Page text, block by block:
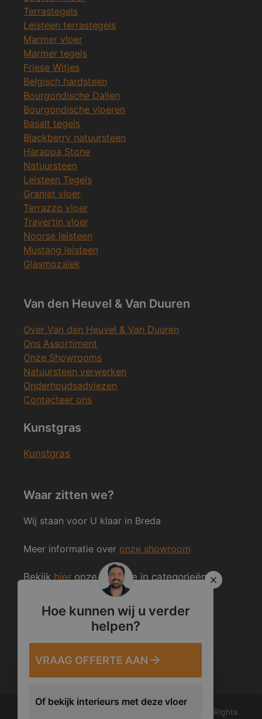
Hoe kunnen wij u verder
helpen?
VRAAG OFFERTE AAN
Of bekijk interieurs met deze vloer
Terrastegels
Leisteen terrastegels
Marmer vloer
Marmer tegels
Friese Witjes
Belgisch hardsteen
Bourgondische Dallen
Bourgondische vloeren
Basalt tegels
Blackberry natuursteen
Harappa Stone
Natuursteen
Leisteen Tegels
Graniet vloer
Terrazzo vloer
Travertin vloer
Noorse leisteen
Mustang leisteen
Glasmozaïek
Van den Heuvel & Van Duuren
Over Van den Heuvel & Van Duuren
Ons Assortiment
Onze Showrooms
Natuursteen verwerken
Onderhoudsadviezen
Contacteer ons
Kunstgras
Kunstgras
Waar zitten we?
Wij staan voor U klaar in Breda
Meer informatie over onze showroom
Bekijk hier onze website in categorieën
Volg ons ook op Social Media
© 2012 – 2026 Van den Heuvel & Van Duuren. All Rights